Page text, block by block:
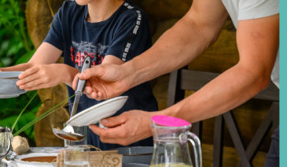
SIA "Smiltenes NKUP" Sistēmu Tehniķis